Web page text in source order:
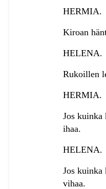
HERMIA.
Kiroan
HELENA.
Rukoillen
HERMIA.
Jos kuinka
ihaa.
HELENA.
Jos kuinka
vihaa.